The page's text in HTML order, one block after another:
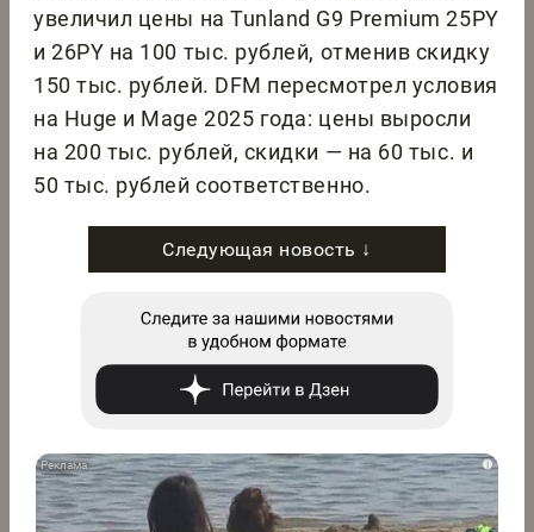
увеличил цены на Tunland G9 Premium 25PY
и 26PY на 100 тыс. рублей, отменив скидку
150 тыс. рублей. DFM пересмотрел условия
на Huge и Mage 2025 года: цены выросли
на 200 тыс. рублей, скидки — на 60 тыс. и
50 тыс. рублей соответственно.
Следующая новость ↓
i